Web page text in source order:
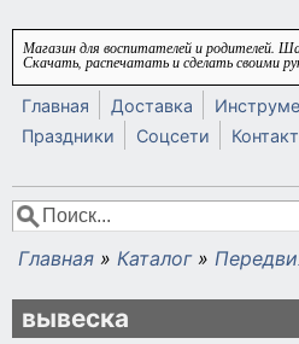
Перейти к основному
Магазин для воспитателей и родителей.
Скачать, распечатать и сделать своими
Главная Доставка
Праздники
Соцсети
Форма поиска
Поиск
Вы здесь
Главная » Каталог »
вывеска